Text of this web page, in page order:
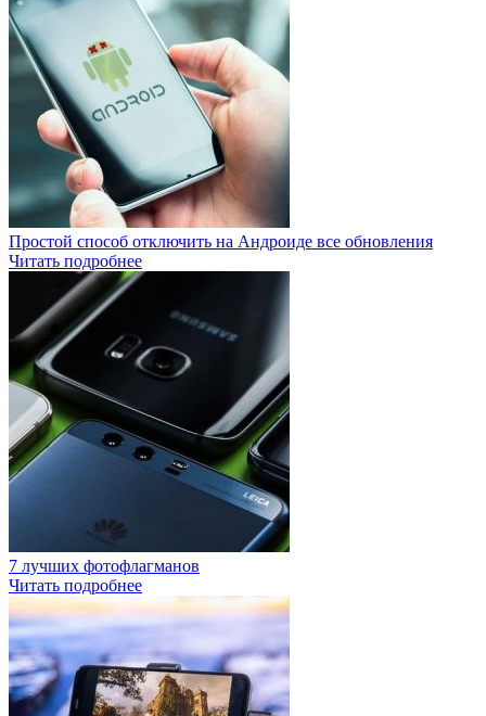
Простой способ отключить на Андроиде все обновления
Читать подробнее
7 лучших фотофлагманов
Читать подробнее